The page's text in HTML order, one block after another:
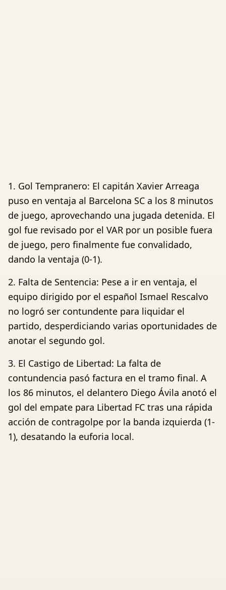
1. Gol Tempranero: El capitán Xavier Arreaga
puso en ventaja al Barcelona SC a los 8 minutos
de juego, aprovechando una jugada detenida. El
gol fue revisado por el VAR por un posible fuera
de juego, pero finalmente fue convalidado,
dando la ventaja (0-1).
2. Falta de Sentencia: Pese a ir en ventaja, el
equipo dirigido por el español Ismael Rescalvo
no logró ser contundente para liquidar el
partido, desperdiciando varias oportunidades de
anotar el segundo gol.
3. El Castigo de Libertad: La falta de
contundencia pasó factura en el tramo final. A
los 86 minutos, el delantero Diego Ávila anotó el
gol del empate para Libertad FC tras una rápida
acción de contragolpe por la banda izquierda (1-
1), desatando la euforia local.